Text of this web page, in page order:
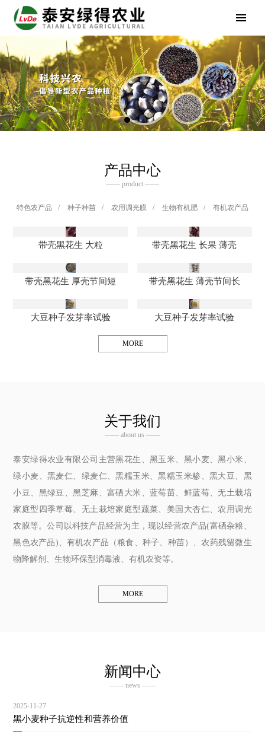
产品中心
—— product ——
特色农产品 / 种子种苗 / 农用调光膜 / 生物有机肥 / 有机农产品
带壳黑花生 大粒 带壳黑花生 长果 薄壳
带壳黑花生 厚壳节间短 带壳黑花生 薄壳节间长
大豆种子发芽率试验 大豆种子发芽率试验
MORE
关于我们
—— about us ——
泰安绿得农业有限公司主营黑花生、黑玉米、黑小麦、黑小米、
绿小麦、黑麦仁、绿麦仁、黑糯玉米、黑糯玉米糁、黑大豆、黑
小豆、黑绿豆、黑芝麻、富硒大米、蓝莓苗、鲜蓝莓、无土栽培
家庭型四季草莓、无土栽培家庭型蔬菜、美国大杏仁、农用调光
农膜等。公司以科技产品经营为主，现以经营农产品(富硒杂粮、
黑色农产品)、有机农产品（粮食、种子、种苗）、农药残留微生
物降解剂、生物环保型消毒液、有机农资等。
MORE
新闻中心
—— news ——
2025-11-27
黑小麦种子抗逆性和营养价值